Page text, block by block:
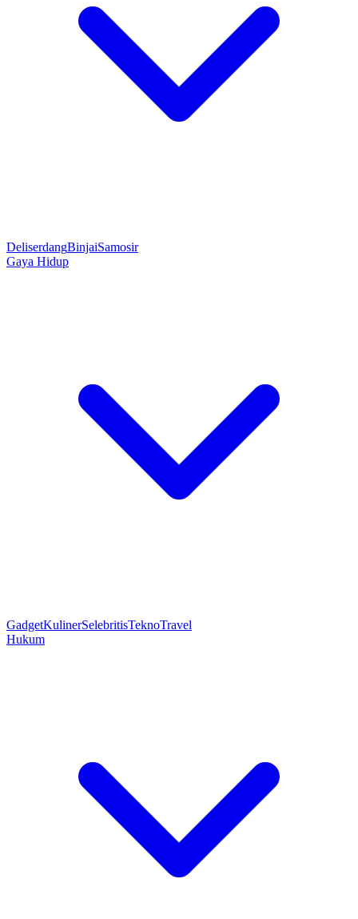
DeliserdangBinjaiSamosir
Gaya Hidup
GadgetKulinerSelebritisTeknoTravel
Hukum